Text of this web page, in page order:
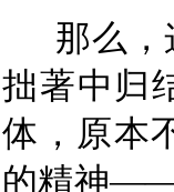
那么
拙著中归
体，原本
的精神